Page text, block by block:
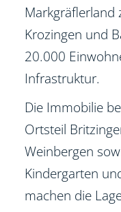
Markgräflerland
Krozingen und
20.000
Infrastruktur.
Die Immobilie
Ortsteil
Weinbergen
Kindergarten
machen die